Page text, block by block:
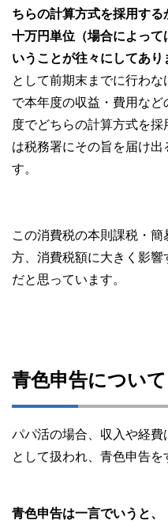
ちらの計算方式を採用す
十万円単位（場合によっ
いうことが往々にしてあり
として前期末までに行わ
で本年度の収益・費用な
度でどちらの計算方式を
は税務署にその旨を届け出
す。
この消費税の本則課税・
方、消費税額に大きく影
だと思っています。
青色申告について
パパ活の場合、収入や経費
として扱われ、青色申告を
青色申告は一言でいうと